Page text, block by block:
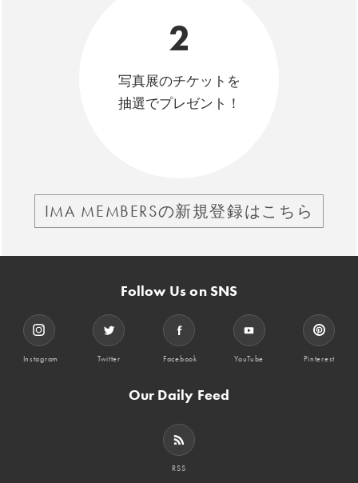
2
写真展のチケットを
抽選でプレゼント！
IMA MEMBERSの新規登録はこちら
Follow Us on SNS
Instagram Twitter Facebook YouTube Pinterest
Our Daily Feed
RSS